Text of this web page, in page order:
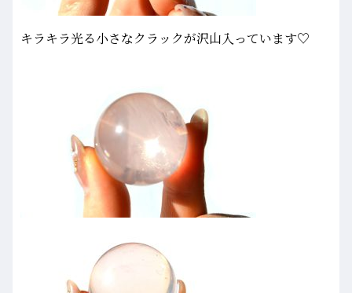
キラキラ光る小さなクラックが沢山入っています♡